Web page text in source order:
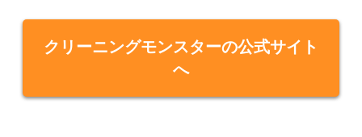
クリーニングモンスターの公式サイト
へ